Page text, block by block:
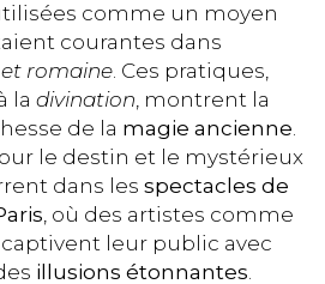
comme un moyen
courantes dans
romaine. Ces pratiques,
la divination, montrent la
de la magie ancienne.
le destin et le mystérieux
dans les spectacles de
, où des artistes comme
captivent leur public avec
illusions étonnantes.